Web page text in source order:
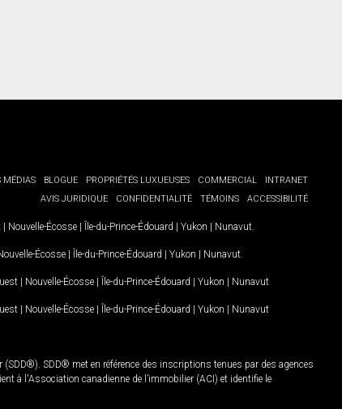
MÉDIAS BLOGUE PROPRIÉTÉS LUXUEUSES COMMERCIAL
INTRANET
AVIS JURIDIQUE
CONFIDENTIALITÉ TÉMOINS ACCESSIBILITÉ
| Nouvelle-Écosse | Île-du-Prince-Édouard | Yukon | Nunavut
Écosse | Île-du-Prince-Édouard | Yukon | Nunavut
| Nouvelle-Écosse | Île-du-Prince-Édouard | Yukon | Nunavut
| Nouvelle-Écosse | Île-du-Prince-Édouard | Yukon | Nunavut
SDD® met en référence des inscriptions tenues par des agences
à l'Association canadienne de l’immobilier (ACI) et identifie le